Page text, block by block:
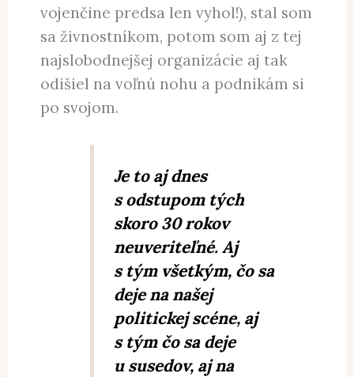
vojenčine predsa len vyhol!), stal som
sa živnostníkom, potom som aj z tej
najslobodnejšej organizácie aj tak
odišiel na voľnú nohu a podnikám si
po svojom.
Je to aj dnes
s odstupom tých
skoro 30 rokov
neuveriteľné. Aj
s tým všetkým, čo sa
deje na našej
politickej scéne, aj
s tým čo sa deje
u susedov, aj na